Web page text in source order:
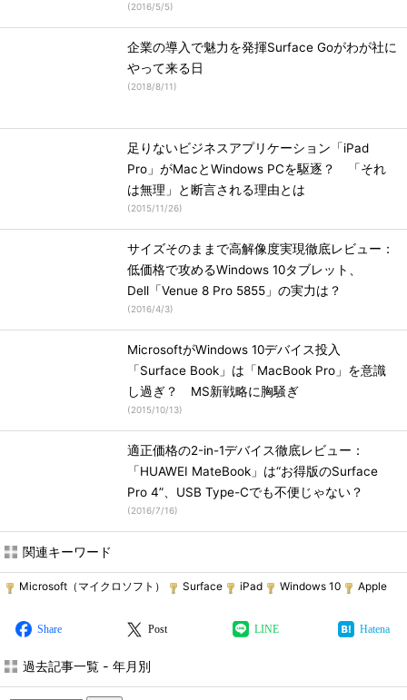
(2016/5/5)
企業の導入で魅力を発揮Surface Goがわが社に
やって来る日
(2018/8/11)
足りないビジネスアプリケーション「iPad
Pro」がMacとWindows PCを駆逐？ 「それ
は無理」と断言される理由とは
(2015/11/26)
サイズそのままで高解像度実現徹底レビュー：
低価格で攻めるWindows 10タブレット、
Dell「Venue 8 Pro 5855」の実力は？
(2016/4/3)
MicrosoftがWindows 10デバイス投入
「Surface Book」は「MacBook Pro」を意識
し過ぎ？ MS新戦略に胸騒ぎ
(2015/10/13)
適正価格の2-in-1デバイス徹底レビュー：
「HUAWEI MateBook」は“お得版のSurface
Pro 4”、USB Type-Cでも不便じゃない？
(2016/7/16)
関連キーワード
Microsoft（マイクロソフト） Surface iPad Windows 10 Apple
Share Post LINE Hatena
過去記事一覧 - 年月別